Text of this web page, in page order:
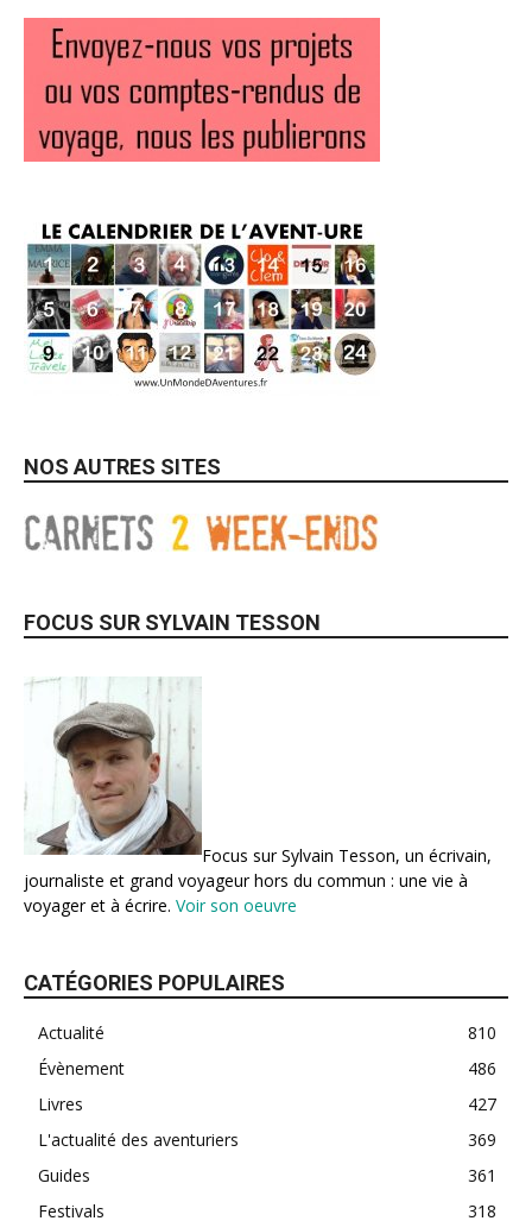
NOS AUTRES SITES
FOCUS SUR SYLVAIN TESSON
Focus sur Sylvain Tesson, un écrivain,
journaliste et grand voyageur hors du commun : une vie à
voyager et à écrire. Voir son oeuvre
CATÉGORIES POPULAIRES
Actualité
810
Évènement
486
Livres
427
L'actualité des aventuriers
369
Guides
361
Festivals
318